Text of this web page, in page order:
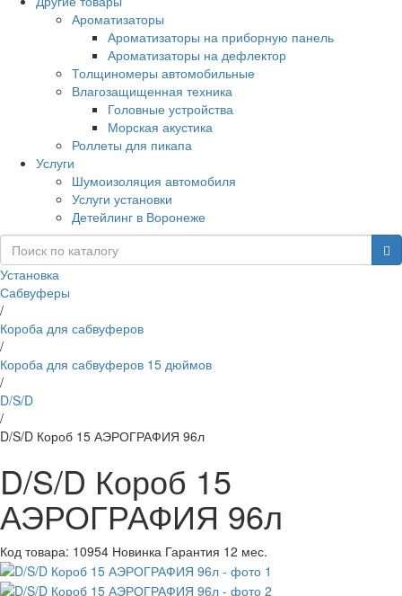
Ароматизаторы
Ароматизаторы на приборную панель
Ароматизаторы на дефлектор
Толщиномеры автомобильные
Влагозащищенная техника
Головные устройства
Морская акустика
Роллеты для пикапа
Услуги
Шумоизоляция автомобиля
Услуги установки
Детейлинг в Воронеже
Установка
Сабвуферы
/
Короба для сабвуферов
/
Короба для сабвуферов 15 дюймов
/
D/S/D
/
D/S/D Короб 15 АЭРОГРАФИЯ 96л
D/S/D Короб 15
АЭРОГРАФИЯ 96л
Код товара: 10954 Новинка Гарантия 12 мес.